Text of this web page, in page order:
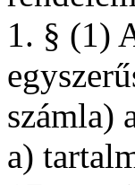
1. § (1)
számla)
a)